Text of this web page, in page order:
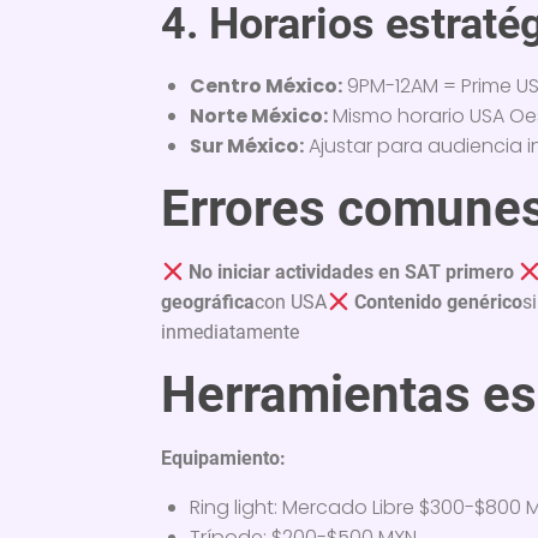
4. Horarios
Centro México: 9PM-12AM = Prime
Norte México: Mismo horario USA
Sur México:Ajustar para audiencia
Errores
No iniciar actividades en SAT primero
geográficacon USA Contenido genérico
inmediatamente
Herramientas
Equipamiento:
Ring light: Mercado Libre $300-$800